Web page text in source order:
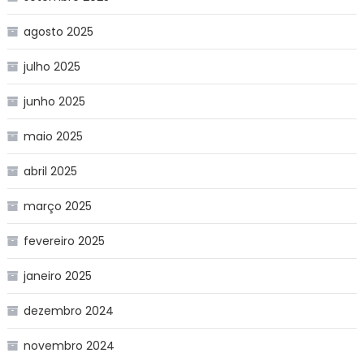
agosto 2025
julho 2025
junho 2025
maio 2025
abril 2025
março 2025
fevereiro 2025
janeiro 2025
dezembro 2024
novembro 2024